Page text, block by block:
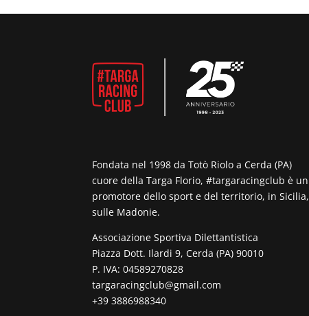
Fondata nel 1998 da Totò Riolo a Cerda (PA)
cuore della Targa Florio, #targaracingclub è un
promotore dello sport e del territorio, in Sicilia,
sulle Madonie.
Associazione Sportiva Dilettantistica
Piazza Dott. Ilardi 9, Cerda (PA) 90010
P. IVA: 04589270828
targaracingclub@gmail.com
+39 3886988340